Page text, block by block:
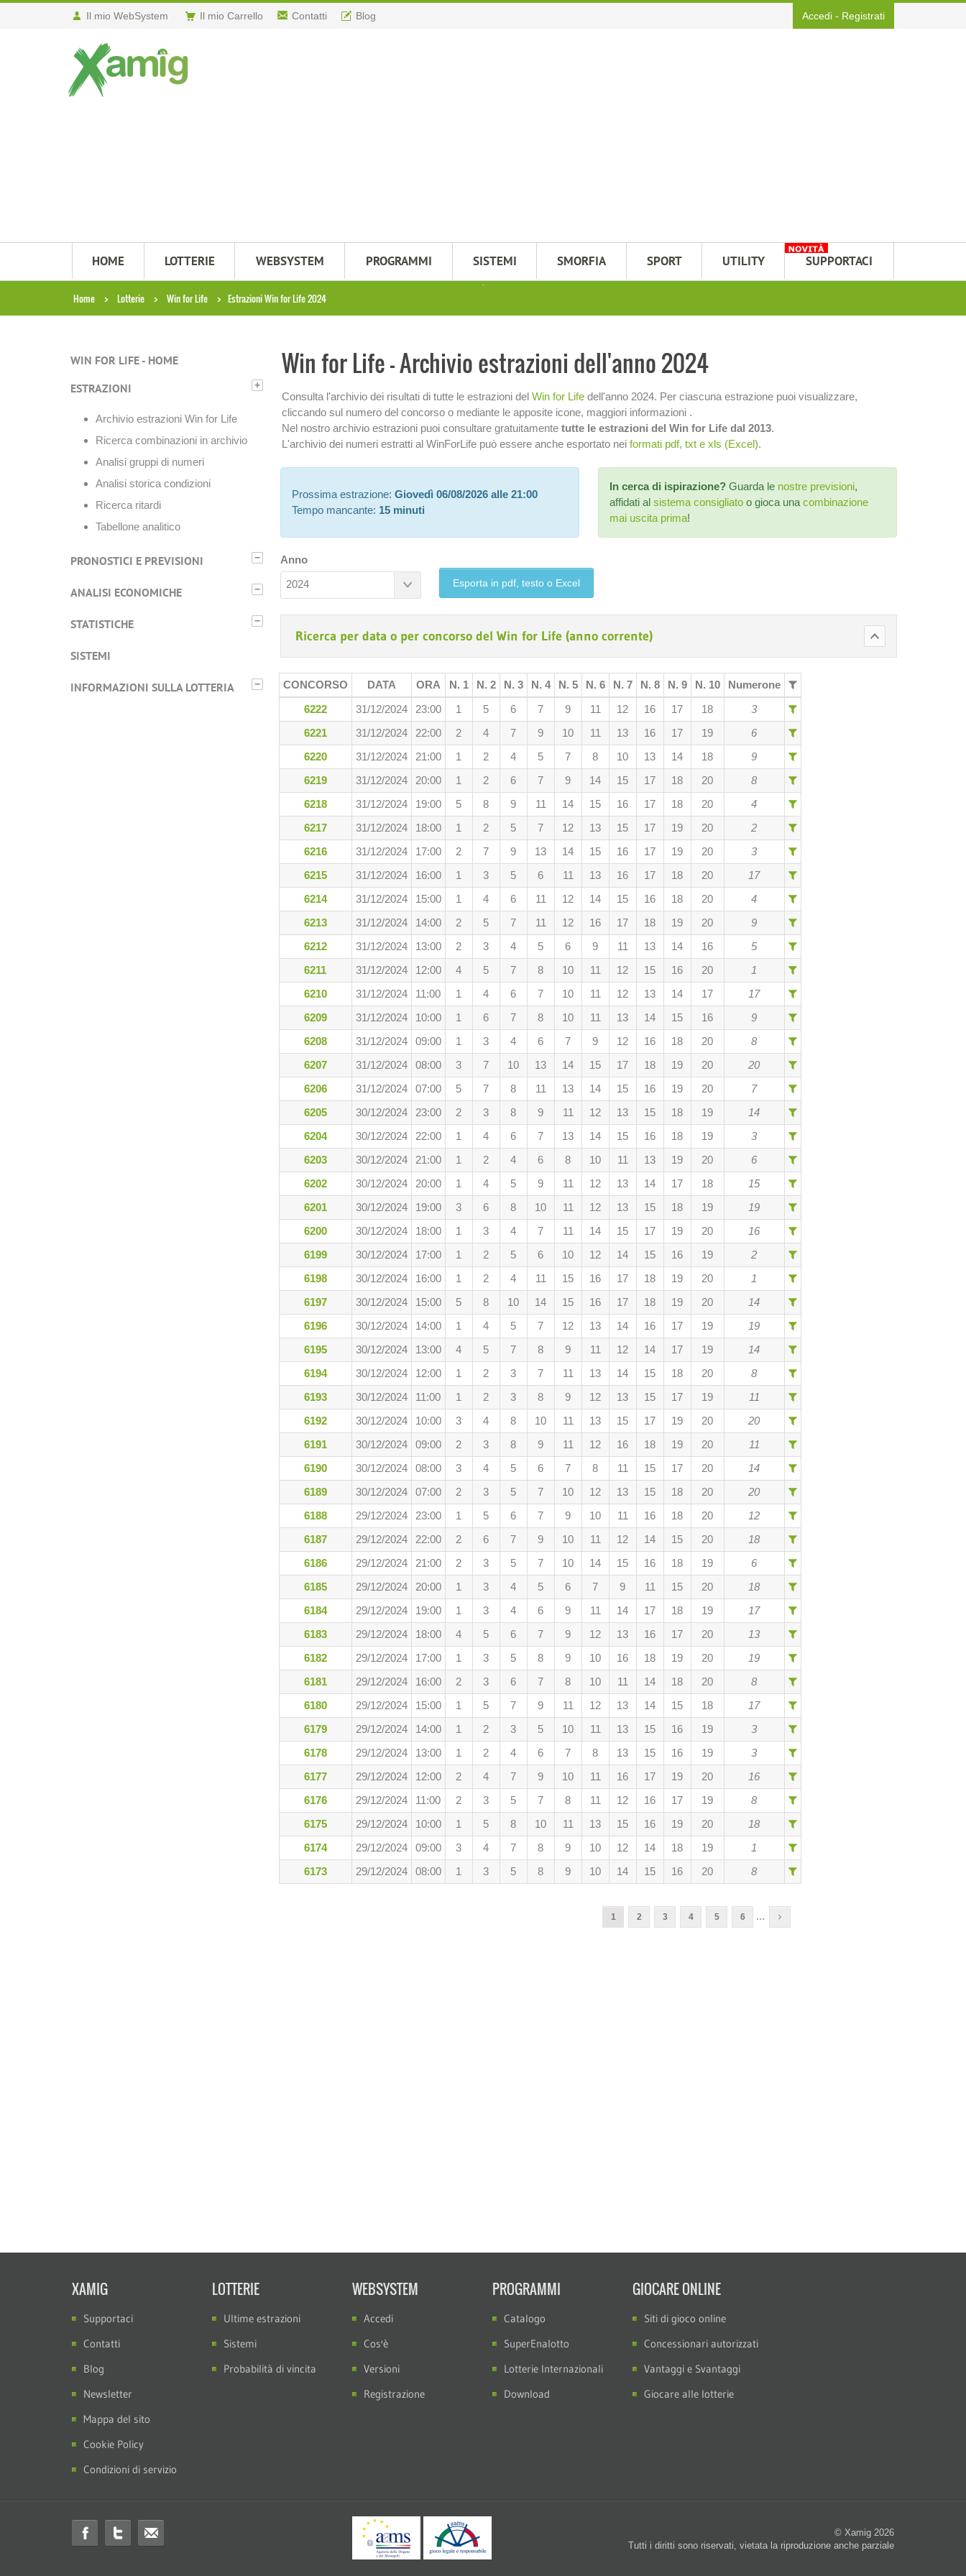
Il mio WebSystem Il mio Carrello Contatti Blog Accedi - Registrati
HOME LOTTERIE WEBSYSTEM PROGRAMMI SISTEMI SMORFIA SPORT UTILITY SUPPORTACI
Home Lotterie Win for Life Estrazioni Win for Life 2024
WIN FOR LIFE - HOME
ESTRAZIONI
+
Archivio estrazioni Win for Life
Ricerca combinazioni in archivio
Analisi gruppi di numeri
Analisi storica condizioni
Ricerca ritardi
Tabellone analitico
PRONOSTICI E PREVISIONI −
ANALISI ECONOMICHE −
STATISTICHE −
SISTEMI
INFORMAZIONI SULLA LOTTERIA −
Win for Life - Archivio estrazioni dell'anno 2024
Consulta l'archivio dei risultati di tutte le estrazioni del Win for Lifedell'anno 2024. Per ciascuna estrazione puoi visualizzare,
cliccando sul numero del concorso o mediante le apposite icone, maggiori informazioni .
Nel nostro archivio estrazioni puoi consultare gratuitamente tutte le estrazioni del Win for Life dal 2013.
L'archivio dei numeri estratti al WinForLife può essere anche esportato nei formati pdf, txt e xls (Excel).
Prossima estrazione: Giovedì 06/08/2026 alle 21:00
Tempo mancante: 15 minuti
In cerca di ispirazione?Guarda le nostre previsioni,
affidati al sistema consigliatoo gioca una combinazione
mai uscita prima!
Anno
2024
Esporta in pdf, testo o Excel
Ricerca per data o per concorso del Win for Life (anno corrente)
CONCORSO DATA ORA N. 1 N. 2 N. 3 N. 4 N. 5 N. 6 N. 7 N. 8 N. 9 N. 10
Numerone
6222
31/12/2024 23:00 1 5 6 7 9 11 12 16 17 18
3
6221
31/12/2024 22:00 2 4 7 9 10 11 13 16 17 19
6
6220
31/12/2024 21:00 1 2 4 5 7 8 10 13 14 18
9
6219
31/12/2024 20:00 1 2 6 7 9 14 15 17 18 20
8
6218
31/12/2024 19:00 5 8 9 11 14 15 16 17 18 20
4
6217
31/12/2024 18:00 1 2 5 7 12 13 15 17 19 20
2
6216
31/12/2024 17:00 2 7 9 13 14 15 16 17 19 20
3
6215
31/12/2024 16:00 1 3 5 6 11 13 16 17 18 20
17
6214
31/12/2024 15:00 1 4 6 11 12 14 15 16 18 20
4
6213
31/12/2024 14:00 2 5 7 11 12 16 17 18 19 20
9
6212
31/12/2024 13:00 2 3 4 5 6 9 11 13 14 16
5
6211
31/12/2024 12:00 4 5 7 8 10 11 12 15 16 20
1
6210
31/12/2024 11:00 1 4 6 7 10 11 12 13 14 17
17
6209
31/12/2024 10:00 1 6 7 8 10 11 13 14 15 16
9
6208
31/12/2024 09:00 1 3 4 6 7 9 12 16 18 20
8
6207
31/12/2024 08:00 3 7 10 13 14 15 17 18 19 20
20
6206
31/12/2024 07:00 5 7 8 11 13 14 15 16 19 20
7
6205
30/12/2024 23:00 2 3 8 9 11 12 13 15 18 19
14
6204
30/12/2024 22:00 1 4 6 7 13 14 15 16 18 19
3
6203
30/12/2024 21:00 1 2 4 6 8 10 11 13 19 20
6
6202
30/12/2024 20:00 1 4 5 9 11 12 13 14 17 18
15
6201
30/12/2024 19:00 3 6 8 10 11 12 13 15 18 19
19
6200
30/12/2024 18:00 1 3 4 7 11 14 15 17 19 20
16
6199
30/12/2024 17:00 1 2 5 6 10 12 14 15 16 19
2
6198
30/12/2024 16:00 1 2 4 11 15 16 17 18 19 20
1
6197
30/12/2024 15:00 5 8 10 14 15 16 17 18 19 20
14
6196
30/12/2024 14:00 1 4 5 7 12 13 14 16 17 19
19
6195
30/12/2024 13:00 4 5 7 8 9 11 12 14 17 19
14
6194
30/12/2024 12:00 1 2 3 7 11 13 14 15 18 20
8
6193
30/12/2024 11:00 1 2 3 8 9 12 13 15 17 19
11
6192
30/12/2024 10:00 3 4 8 10 11 13 15 17 19 20
20
6191
30/12/2024 09:00 2 3 8 9 11 12 16 18 19 20
11
6190
30/12/2024 08:00 3 4 5 6 7 8 11 15 17 20
14
6189
30/12/2024 07:00 2 3 5 7 10 12 13 15 18 20
20
6188
29/12/2024 23:00 1 5 6 7 9 10 11 16 18 20
12
6187
29/12/2024 22:00 2 6 7 9 10 11 12 14 15 20
18
6186
29/12/2024 21:00 2 3 5 7 10 14 15 16 18 19
6
6185
29/12/2024 20:00 1 3 4 5 6 7 9 11 15 20
18
6184
29/12/2024 19:00 1 3 4 6 9 11 14 17 18 19
17
6183
29/12/2024 18:00 4 5 6 7 9 12 13 16 17 20
13
6182
29/12/2024 17:00 1 3 5 8 9 10 16 18 19 20
19
6181
29/12/2024 16:00 2 3 6 7 8 10 11 14 18 20
8
6180
29/12/2024 15:00 1 5 7 9 11 12 13 14 15 18
17
6179
29/12/2024 14:00 1 2 3 5 10 11 13 15 16 19
3
6178
29/12/2024 13:00 1 2 4 6 7 8 13 15 16 19
3
6177
29/12/2024 12:00 2 4 7 9 10 11 16 17 19 20
16
6176
29/12/2024 11:00 2 3 5 7 8 11 12 16 17 19
8
6175
29/12/2024 10:00 1 5 8 10 11 13 15 16 19 20
18
6174
29/12/2024 09:00 3 4 7 8 9 10 12 14 18 19
1
6173
29/12/2024 08:00 1 3 5 8 9 10 14 15 16 20 8
1 2 3 4 5 6 ...
XAMIG
Supportaci
Contatti
Blog
Newsletter
Mappa del sito
Cookie Policy
Condizioni di servizio
LOTTERIE
Ultime estrazioni
Sistemi
Probabilità di vincita
WEBSYSTEM
Accedi
Cos'è
Versioni
Registrazione
PROGRAMMI
Catalogo
SuperEnalotto
Lotterie Internazionali
Download
GIOCARE ONLINE
Siti di gioco online
Concessionari autorizzati
Vantaggi e Svantaggi
Giocare alle lotterie
© Xamig 2026
Tutti i diritti sono riservati, vietata la riproduzione anche parziale